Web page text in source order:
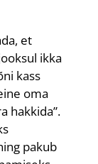
et
ikka
kass
oma
hakkida”.
pakub